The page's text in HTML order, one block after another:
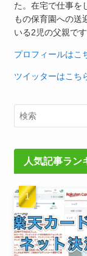
た。在宅で仕事を
もの保育園への送
いる2児の父親です
プロフィールはこ
ツイッターはこち
人気記事ラン